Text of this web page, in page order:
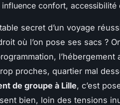
influence confort,
secret d’un voyage
où l’on pose ses sacs ?
proches, quartier mal
de groupe à Lille, c’est
bien, loin des tensions